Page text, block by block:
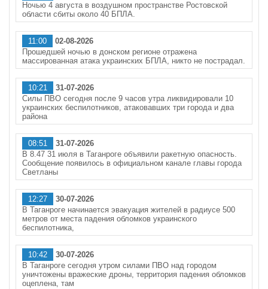
Ночью 4 августа в воздушном пространстве Ростовской
области сбиты около 40 БПЛА.
11:00
02-08-2026
Прошедшей ночью в донском регионе отражена
массированная атака украинских БПЛА, никто не пострадал.
10:21
31-07-2026
Силы ПВО сегодня после 9 часов утра ликвидировали 10
украинских беспилотников, атаковавших три города и два
района
08:51
31-07-2026
В 8.47 31 июля в Таганроге объявили ракетную опасность.
Сообщение появилось в официальном канале главы города
Светланы
12:27
30-07-2026
В Таганроге начинается эвакуация жителей в радиусе 500
метров от места падения обломков украинского
беспилотника,
10:42
30-07-2026
В Таганроге сегодня утром силами ПВО над городом
уничтожены вражеские дроны, территория падения обломков
оцеплена, там